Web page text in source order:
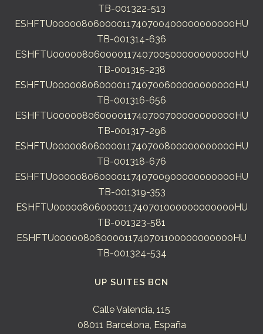
TB-001322-513
ESHFTU00000806000011740700400000000000HU
TB-001314-636
ESHFTU00000806000011740700500000000000HU
TB-001315-238
ESHFTU00000806000011740700600000000000HU
TB-001316-656
ESHFTU00000806000011740700700000000000HU
TB-001317-296
ESHFTU00000806000011740700800000000000HU
TB-001318-676
ESHFTU00000806000011740700900000000000HU
TB-001319-353
ESHFTU00000806000011740701000000000000HU
TB-001323-581
ESHFTU00000806000011740701100000000000HU
TB-001324-534
UP SUITES BCN
Calle Valencia, 115
08011 Barcelona, España